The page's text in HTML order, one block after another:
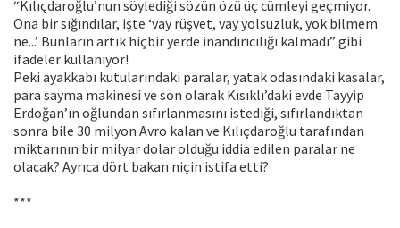
“Kılıçdaroğlu’nun söylediği sözün özü üç cümleyi geçmiyor.
Ona bir sığındılar, işte ‘vay rüşvet, vay yolsuzluk, yok bilmem
ne...’ Bunların artık hiçbir yerde inandırıcılığı kalmadı” gibi
ifadeler kullanıyor!
Peki ayakkabı kutularındaki paralar, yatak odasındaki kasalar,
para sayma makinesi ve son olarak Kısıklı’daki evde Tayyip
Erdoğan’ın oğlundan sıfırlanmasını istediği, sıfırlandıktan
sonra bile 30 milyon Avro kalan ve Kılıçdaroğlu tarafından
miktarının bir milyar dolar olduğu iddia edilen paralar ne
olacak? Ayrıca dört bakan niçin istifa etti?
***